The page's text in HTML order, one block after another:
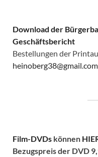
Download der
Geschäftsbericht
Bestellungen der
heinoberg38@gmail.com
Film-DVDs können
Bezugspreis der DVD